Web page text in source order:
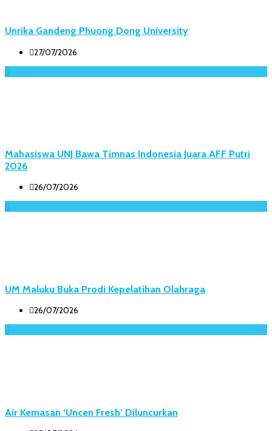
Unrika Gandeng Phuong Dong University
27/07/2026
Mahasiswa UNJ Bawa Timnas Indonesia Juara AFF Putri
2026
26/07/2026
UM Maluku Buka Prodi Kepelatihan Olahraga
26/07/2026
Air Kemasan ‘Uncen Fresh’ Diluncurkan